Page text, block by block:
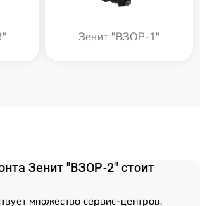
Зенит "ВЗОР-1"
Зенит "ВЗОР-2" стоит
множество сервис-центров,